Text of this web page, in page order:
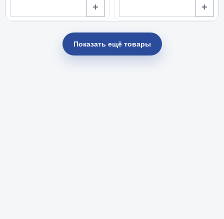
+ +
Показать ещё товары